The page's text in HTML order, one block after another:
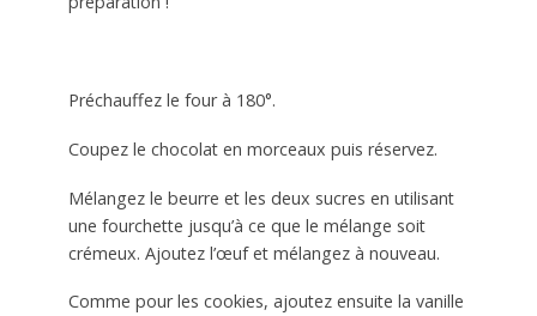
Préchauffez le four à 180°.
Coupez le chocolat en morceaux puis réservez.
Mélangez le beurre et les deux sucres en utilisant
une fourchette jusqu’à ce que le mélange soit
crémeux. Ajoutez l’œuf et mélangez à nouveau.
Comme pour les cookies, ajoutez ensuite la vanille